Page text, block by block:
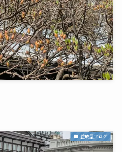
益成屋ブログ